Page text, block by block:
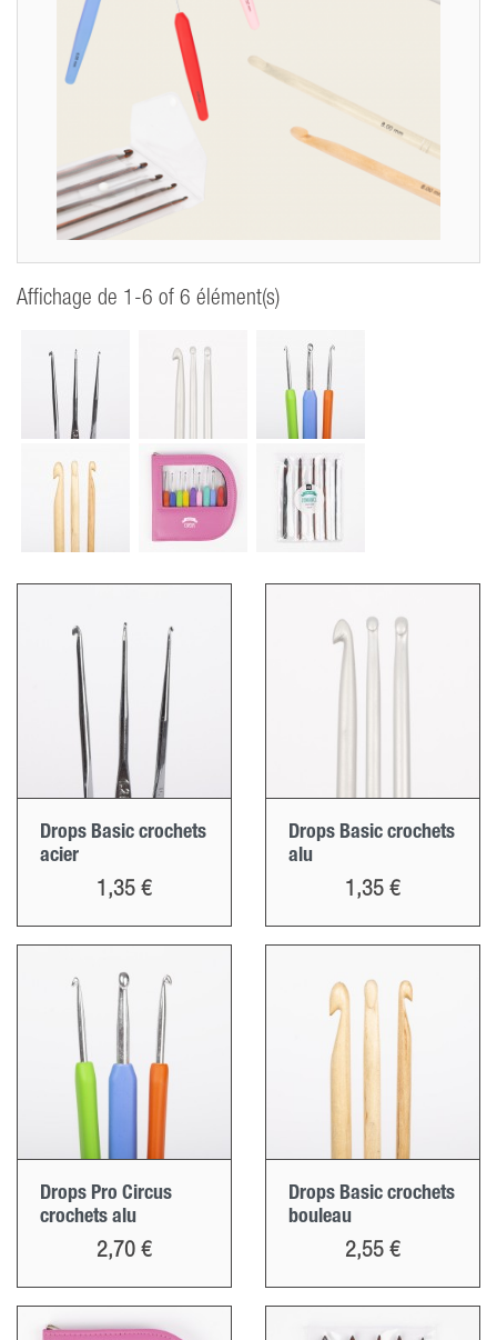
Affichage de 1-6 of 6 élément(s)
Drops Basic crochets
acier
Prix
1,35 €
Drops Basic crochets
alu
Prix
1,35 €
Drops Pro Circus
crochets alu
Prix
2,70 €
Drops Basic crochets
bouleau
Prix
2,55 €